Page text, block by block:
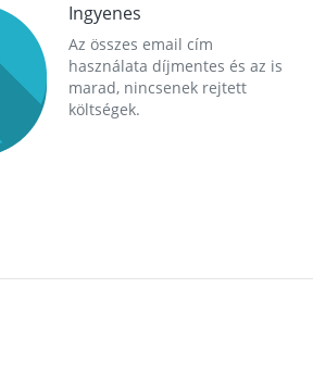
Ingyenes
Az összes email cím
használata díjmentes és az is
marad, nincsenek rejtett
költségek.